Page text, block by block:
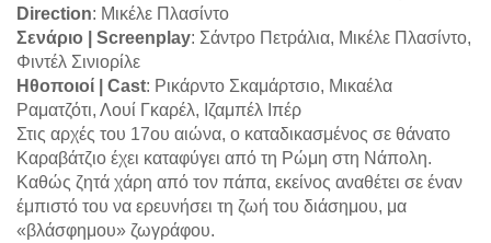
Direction: Μικέλε Πλασίντο
Σενάριο | Screenplay: Σάντρο Πετράλια, Μικέλε Πλασίντο,
Φιντέλ Σινιορίλε
Ηθοποιοί | Cast: Ρικάρντο Σκαμάρτσιο, Μικαέλα
Ραματζότι, Λουί Γκαρέλ, Ιζαμπέλ Ιπέρ
Στις αρχές του 17ου αιώνα, ο καταδικασμένος σε θάνατο
Καραβάτζιο έχει καταφύγει από τη Ρώμη στη Νάπολη.
Καθώς ζητά χάρη από τον πάπα, εκείνος αναθέτει σε έναν
έμπιστό του να ερευνήσει τη ζωή του διάσημου, μα
«βλάσφημου» ζωγράφου.